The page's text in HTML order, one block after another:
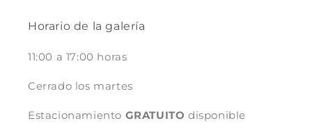
Horario de la galería
11:00 a 17:00 horas
Cerrado los martes
Estacionamiento GRATUITO disponible